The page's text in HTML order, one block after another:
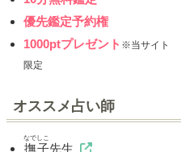
優先鑑定予約権
1000ptプレゼント ※当サイト
限定
オススメ占い師
撫子
なでしこ
先生